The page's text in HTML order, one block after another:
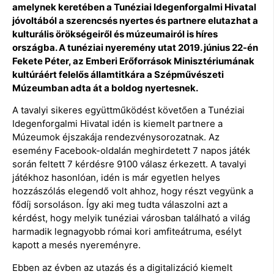
amelynek keretében a Tunéziai Idegenforgalmi Hivatal
jóvoltából a szerencsés nyertes és partnere elutazhat a
kulturális örökségeiről és múzeumairól is híres
országba. A tunéziai nyeremény utat 2019. június 22-én
Fekete Péter, az Emberi Erőforrások Minisztériumának
kultúráért felelős államtitkára a Szépművészeti
Múzeumban adta át a boldog nyertesnek.
A tavalyi sikeres együttműködést követően a Tunéziai
Idegenforgalmi Hivatal idén is kiemelt partnere a
Múzeumok éjszakája rendezvénysorozatnak. Az
esemény Facebook-oldalán meghirdetett 7 napos játék
során feltett 7 kérdésre 9100 válasz érkezett. A tavalyi
játékhoz hasonlóan, idén is már egyetlen helyes
hozzászólás elegendő volt ahhoz, hogy részt vegyünk a
fődíj sorsoláson. Így aki meg tudta válaszolni azt a
kérdést, hogy melyik tunéziai városban található a világ
harmadik legnagyobb római kori amfiteátruma, esélyt
kapott a mesés nyereményre.
Ebben az évben az utazás és a digitalizáció kiemelt